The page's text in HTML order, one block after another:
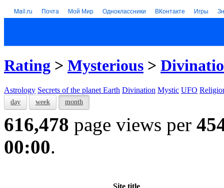
Mail.ru Почта Мой Мир Одноклассники ВКонтакте Игры
Rating > Mysterious >
Astrology Secrets of the planet Earth Divination Mystic UFO
day week month
616,478 page views per
00:00.
Site title